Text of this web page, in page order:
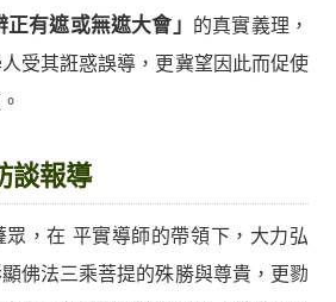
正有遮或無遮大會」 的真實義理，
受其誑惑誤導，更冀望因此而促使
談報導
，在 平實導師的帶領下，大力弘
佛法三乘菩提的殊勝與尊貴，更勠